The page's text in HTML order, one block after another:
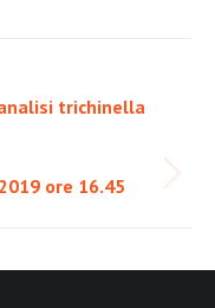
trichinella
ore 16.45